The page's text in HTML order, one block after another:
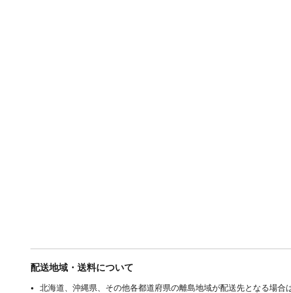
配送地域・送料について
北海道、沖縄県、その他各都道府県の離島地域が配送先となる場